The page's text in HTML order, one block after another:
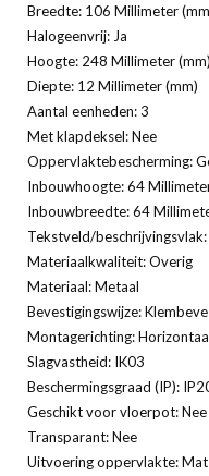
Breedte: 106 Millimeter
Halogeenvrij: Ja
Hoogte: 248 Millimeter (mm)
Diepte: 12 Millimeter (mm)
Aantal eenheden: 3
Met klapdeksel: Nee
Oppervlaktebescherming:
Inbouwhoogte: 64
Inbouwbreedte: 64
Tekstveld/beschrijvingsvlak:
Materiaalkwaliteit: Overig
Materiaal: Metaal
Bevestigingswijze:
Montagerichting:
Slagvastheid: IK03
Beschermingsgraad (IP):
Geschikt voor vloerpot: Nee
Transparant: Nee
Uitvoering oppervlakte: Mat